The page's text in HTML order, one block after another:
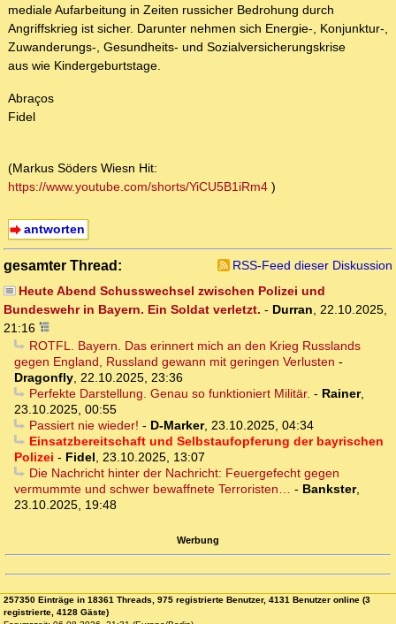
mediale Aufarbeitung in Zeiten russicher Bedrohung durch
Angriffskrieg ist sicher. Darunter nehmen sich Energie-, Konjunktur-,
Zuwanderungs-, Gesundheits- und Sozialversicherungskrise
aus wie Kindergeburtstage.
Abraços
Fidel
(Markus Söders Wiesn Hit:
https://www.youtube.com/shorts/YiCU5B1iRm4 )
antworten
gesamter Thread:
RSS-Feed dieser Diskussion
Heute Abend Schusswechsel zwischen Polizei und
Bundeswehr in Bayern. Ein Soldat verletzt. - Durran, 22.10.2025,
21:16
ROTFL. Bayern. Das erinnert mich an den Krieg Russlands
gegen England, Russland gewann mit geringen Verlusten -
Dragonfly, 22.10.2025, 23:36
Perfekte Darstellung. Genau so funktioniert Militär. - Rainer,
23.10.2025, 00:55
Passiert nie wieder! - D-Marker, 23.10.2025, 04:34
Einsatzbereitschaft und Selbstaufopferung der bayrischen
Polizei - Fidel, 23.10.2025, 13:07
Die Nachricht hinter der Nachricht: Feuergefecht gegen
vermummte und schwer bewaffnete Terroristen… - Bankster,
23.10.2025, 19:48
Werbung
257350 Einträge in 18361 Threads, 975 registrierte Benutzer, 4131 Benutzer online (3
registrierte, 4128 Gäste)